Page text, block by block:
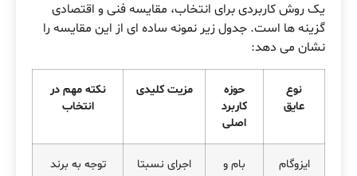
یک روش کاربردی برای انتخاب، مقایسه فنی و اقتصادی
گزینه ها است. جدول زیر نمونه ساده ای از این مقایسه را
نشان می دهد:
نوع
عایق
حوزه
کاربرد
اصلی
مزیت کلیدی
نکته مهم در
انتخاب
ایزوگام
بام و
اجرای نسبتا
توجه به برند